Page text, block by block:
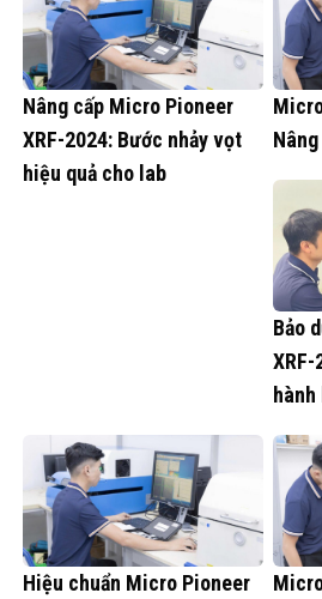
Nâng cấp Micro Pioneer
XRF-2024: Bước nhảy vọt
hiệu quả cho lab
Bảo
Hiệu chuẩn Micro Pioneer